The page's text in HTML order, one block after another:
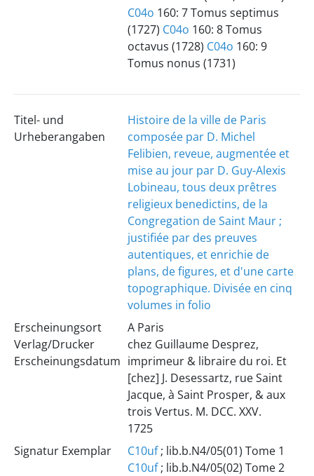
C04o 160: 7 Tomus septimus
(1727) C04o 160: 8 Tomus
octavus (1728) C04o 160: 9
Tomus nonus (1731)
Titel- und
Urheberangaben
Histoire de la ville de Paris
composée par D. Michel
Felibien, reveue, augmentée et
mise au jour par D. Guy-Alexis
Lobineau, tous deux prêtres
religieux benedictins, de la
Congregation de Saint Maur ;
justifiée par des preuves
autentiques, et enrichie de
plans, de figures, et d'une carte
topographique. Divisée en cinq
volumes in folio
Erscheinungsort
Verlag/Drucker
Erscheinungsdatum
A Paris
chez Guillaume Desprez,
imprimeur & libraire du roi. Et
[chez] J. Desessartz, rue Saint
Jacque, à Saint Prosper, & aux
trois Vertus. M. DCC. XXV.
1725
Signatur Exemplar
C10uf; lib.b.N4/05(01) Tome 1
C10uf; lib.b.N4/05(02) Tome 2